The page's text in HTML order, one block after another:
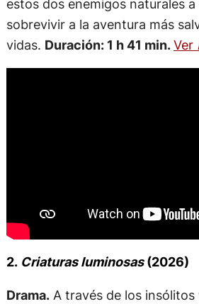
estos dos enemigos naturales
sobrevivir a la aventura más
vidas. Duración: 1 h 41 min.Ver
2. Criaturas luminosas(2026)
Drama.A través de los insólitos